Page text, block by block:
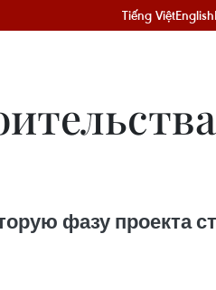
Tiếng ViệtEnglish
фазу проекта